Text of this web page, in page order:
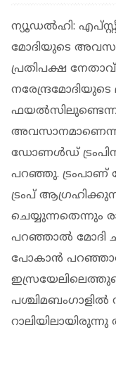
ന്യൂഡല്‍ഹി:
മോദിയുടെ
പ്രതിപക്ഷ
അവസാനമാണെന്ന്
ഡോണള്‍ഡ്
പറഞ്ഞു. ട്രംപാണ്
ട്രംപ്
ചെയ്യുന്നതെന്നും
പറഞ്ഞാല്‍ മോദി
പോകാന്‍ പറഞ്ഞാല്‍